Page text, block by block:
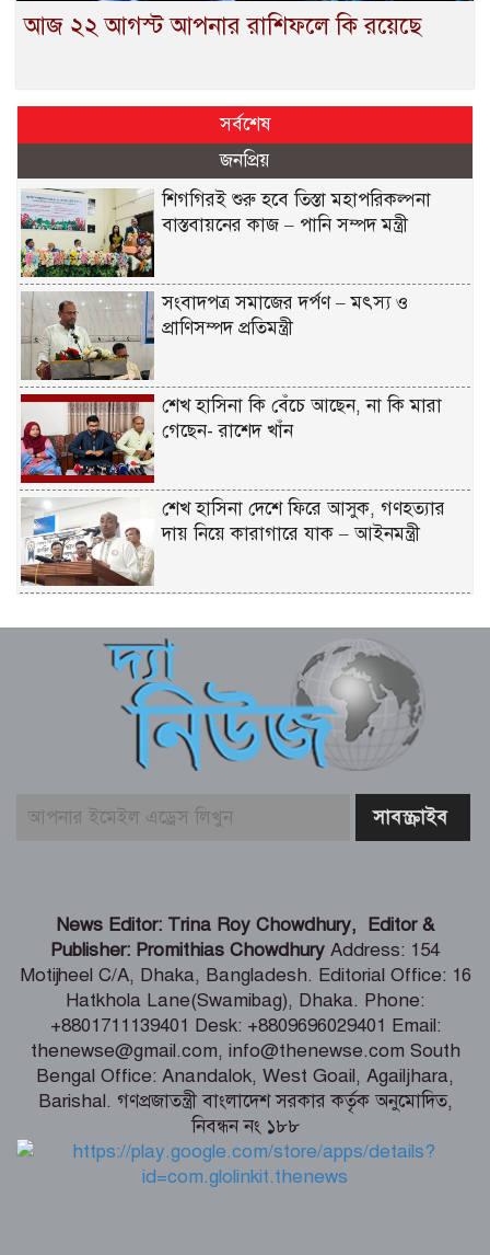
আজ ২২ আগস্ট আপনার রাশিফলে কি রয়েছে
সর্বশেষ
জনপ্রিয়
শিগগিরই শুরু হবে তিস্তা মহাপরিকল্পনা
বাস্তবায়নের কাজ – পানি সম্পদ মন্ত্রী
সংবাদপত্র সমাজের দর্পণ – মৎস্য ও
প্রাণিসম্পদ প্রতিমন্ত্রী
শেখ হাসিনা কি বেঁচে আছেন, না কি মারা
গেছেন- রাশেদ খাঁন
শেখ হাসিনা দেশে ফিরে আসুক, গণহত্যার
দায় নিয়ে কারাগারে যাক – আইনমন্ত্রী
প্রত্যয়ে পঞ্চম দিনের বৃক্ষরোপণ
কক্সবাজারের সমুদ্রসম্পদ, ব্লু ইকোনমি
সম্ভাবনাকে কাজে লাগাতে সরকার বিভিন্ন
পরিকল্পনা নিয়েছে – স্বরাষ্ট্রমন্ত্রী
জামায়াত-এনসিপির মব সৃষ্টির সুযোগ নিতে
পারে আওয়ামী লীগ – রাশেদ খাঁন
দেশের পর্যটনকে খাতকে জনপ্রিয় করতে কাজ
করেছে সরকার – পর্যটনমন্ত্রী
স্বস্তির বার্তা পেলেন থালাপতি বিজয়, মামলা
প্রত্যাহার স্ত্রীর
দেশে হাম উপসর্গে আরও ৩ জনের মৃত্যু
News Editor: Trina Roy Chowdhury, Editor &
Publisher: Promithias Chowdhury Address: 154
Motijheel C/A, Dhaka, Bangladesh. Editorial Office: 16
Hatkhola Lane(Swamibag), Dhaka. Phone:
+8801711139401 Desk: +8809696029401 Email:
thenewse@gmail.com, info@thenewse.com South
Bengal Office: Anandalok, West Goail, Agailjhara,
Barishal. গণপ্রজাতন্ত্রী বাংলাদেশ সরকার কর্তৃক অনুমোদিত,
নিবন্ধন নং ১৮৮